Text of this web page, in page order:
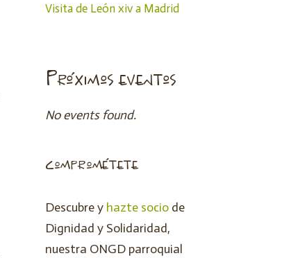
Visita de León xiv a Madrid
Próximos eventos
No events found.
comprométete
Descubre y hazte socio de
Dignidad y Solidaridad,
nuestra ONGD parroquial